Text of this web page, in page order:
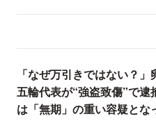
「なぜ万引きではない？
五輪代表が“強盗致傷”で
は「無期」の重い容疑とな